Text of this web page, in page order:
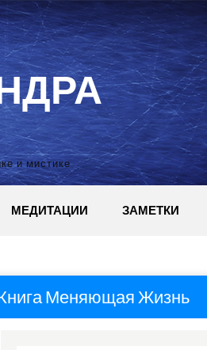
и мистике
МЕДИТАЦИИ ЗАМЕТКИ
Меняющая Жизнь